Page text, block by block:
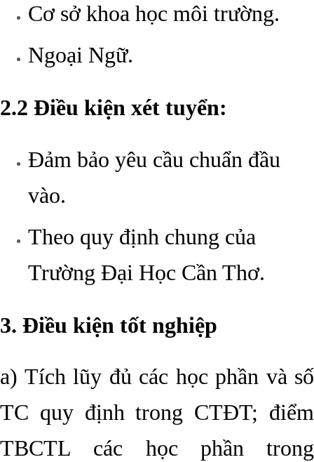
Cơ sở khoa học môi trường.
Ngoại Ngữ.
2.2 Điều kiện xét tuyển:
Đảm bảo yêu cầu chuẩn đầu
vào.
Theo quy định chung của
Trường Đại Học Cần Thơ.
3. Điều kiện tốt nghiệp
a) Tích lũy đủ các học phần và số
TC quy định trong CTĐT; điểm
TBCTL các học phần trong